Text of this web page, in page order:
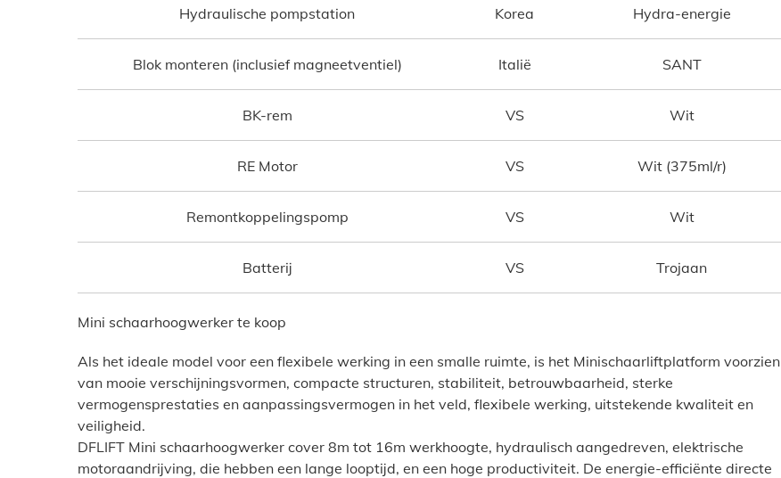
Hydraulische pompstation Korea Hydra-energie
Blok monteren (inclusief magneetventiel) Italië SANT
BK-rem VS Wit
RE Motor VS Wit (375ml/r)
Remontkoppelingspomp VS Wit
Batterij VS Trojaan
Mini schaarhoogwerker te koop
Als het ideale model voor een flexibele werking in een smalle ruimte, is het Minischaarliftplatform voorzien
van mooie verschijningsvormen, compacte structuren, stabiliteit, betrouwbaarheid, sterke
vermogensprestaties en aanpassingsvermogen in het veld, flexibele werking, uitstekende kwaliteit en
veiligheid.
DFLIFT Mini schaarhoogwerker cover 8m tot 16m werkhoogte, hydraulisch aangedreven, elektrische
motoraandrijving, die hebben een lange looptijd, en een hoge productiviteit. De energie-efficiënte directe